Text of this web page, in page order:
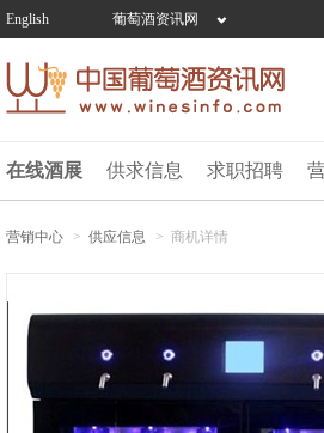
English 葡萄酒资讯网
在线酒展 供求信息 求职招聘
营销中心 > 供应信息 > 商机详情